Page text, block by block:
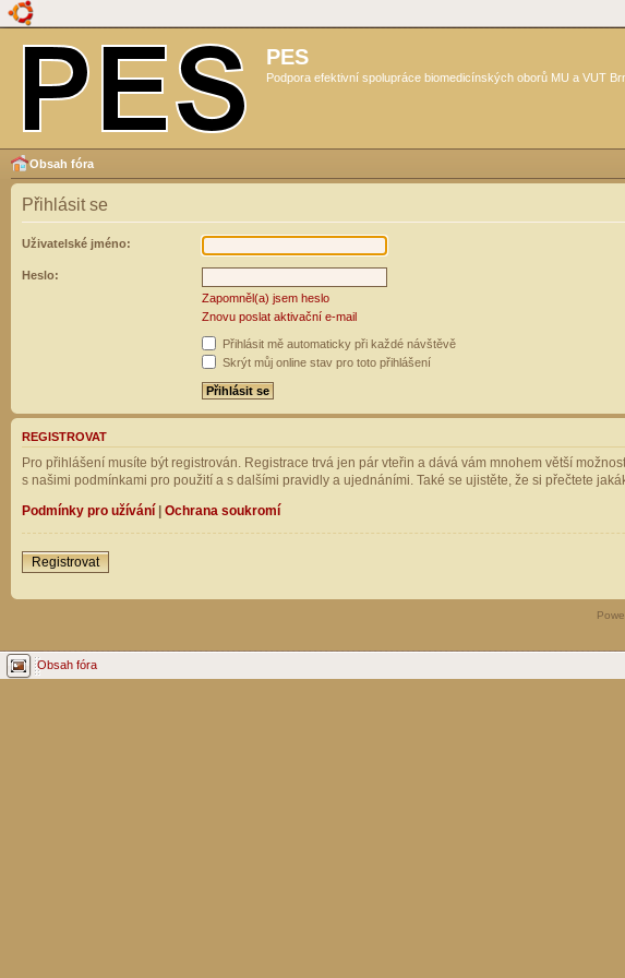
PES
Podpora efektivní spolupráce biomedicínských oborů MU a VUT
Obsah fóra
Přihlásit se
Uživatelské jméno:
Heslo:
Zapomněl(a) jsem heslo
Znovu poslat aktivační e-mail
Přihlásit mě automaticky při každé návštěvě
Skrýt můj online stav pro toto přihlášení
REGISTROVAT
Pro přihlášení musíte být registrován. Registrace trvá jen pár vteřin a dává vám mnohem větší
s našimi podmínkami pro použití a s dalšími pravidly a ujednáními. Také se ujistěte, že si přečtete
Podmínky pro užívání | Ochrana soukromí
Registrovat
Obsah fóra